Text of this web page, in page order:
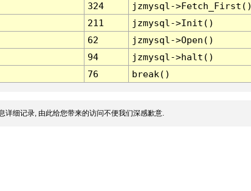
324
jzmysql-
211
jzmysql->Init()
62
jzmysql->Open()
94
jzmysql->halt()
76 break()
详细记录, 由此给您带来的访问不便我们深感歉意.